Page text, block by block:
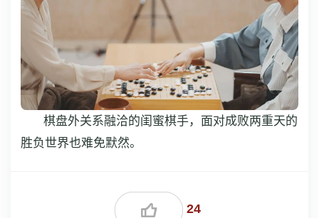
棋盘外关系融洽的闺蜜棋手，面对成败两重天的
胜负世界也难免默然。
24